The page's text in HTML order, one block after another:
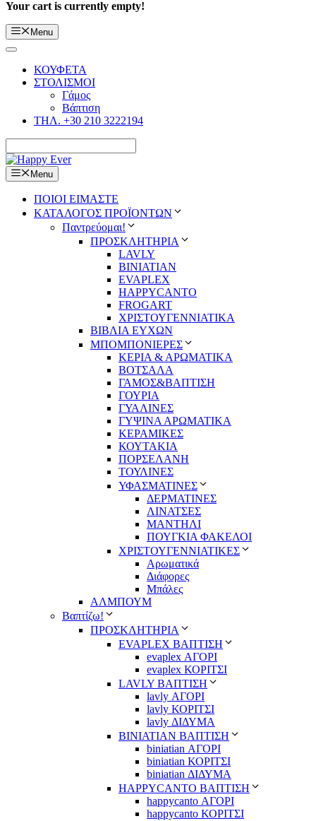
Your cart is currently empty!
Menu
ΚΟΥΦΕΤΑ
ΣΤΟΛΙΣΜΟΙ
Γάμος
Βάπτιση
ΤΗΛ. +30 210 3222194
Menu
ΠΟΙΟΙ ΕΙΜΑΣΤΕ
ΚΑΤΑΛΟΓΟΣ ΠΡΟΪΟΝΤΩΝ
Παντρεύομαι!
ΠΡΟΣΚΛΗΤΗΡΙΑ
LAVLY
BINIATIAN
EVAPLEX
HAPPYCANTO
FROGART
ΧΡΙΣΤΟΥΓΕΝΝΙΑΤΙΚΑ
ΒΙΒΛΙΑ ΕΥΧΩΝ
ΜΠΟΜΠΟΝΙΕΡΕΣ
ΚΕΡΙΑ & ΑΡΩΜΑΤΙΚΑ
ΒΟΤΣΑΛΑ
ΓΑΜΟΣ&ΒΑΠΤΙΣΗ
ΓΟΥΡΙΑ
ΓΥΑΛΙΝΕΣ
ΓΥΨΙΝΑ ΑΡΩΜΑΤΙΚΑ
ΚΕΡΑΜΙΚΕΣ
ΚΟΥΤΑΚΙΑ
ΠΟΡΣΕΛΑΝΗ
ΤΟΥΛΙΝΕΣ
ΥΦΑΣΜΑΤΙΝΕΣ
ΔΕΡΜΑΤΙΝΕΣ
ΛΙΝΑΤΣΕΣ
ΜΑΝΤΗΛΙ
ΠΟΥΓΚΙΑ ΦΑΚΕΛΟΙ
ΧΡΙΣΤΟΥΓΕΝΝΙΑΤΙΚΕΣ
Αρωματικά
Διάφορες
Μπάλες
ΑΛΜΠΟΥΜ
Βαπτίζω!
ΠΡΟΣΚΛΗΤΗΡΙΑ
EVAPLEX ΒΑΠΤΙΣΗ
evaplex ΑΓΟΡΙ
evaplex ΚΟΡΙΤΣΙ
LAVLY ΒΑΠΤΙΣΗ
lavly ΑΓΟΡΙ
lavly ΚΟΡΙΤΣΙ
lavly ΔΙΔΥΜΑ
ΒΙΝΙΑΤΙΑΝ ΒΑΠΤΙΣΗ
biniatian ΑΓΟΡΙ
biniatian ΚΟΡΙΤΣΙ
biniatian ΔΙΔΥΜΑ
HAPPYCANTO ΒΑΠΤΙΣΗ
happycanto ΑΓΟΡΙ
happycanto ΚΟΡΙΤΣΙ